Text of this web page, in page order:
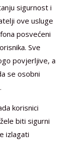
sigurnost i
ove usluge
posvećeni
Sve
povjerljive, a
se osobni
korisnici
biti sigurni
izlagati